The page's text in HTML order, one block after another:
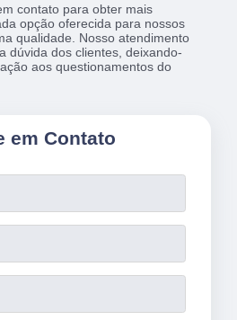
contato para obter mais
opção oferecida para nossos
qualidade. Nosso atendimento
dúvida dos clientes, deixando-
aos questionamentos do
em Contato